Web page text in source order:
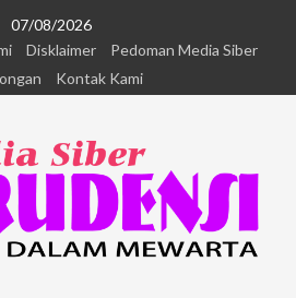
07/08/2026
Disklaimer
Pedoman Media Siber
Kontak Kami